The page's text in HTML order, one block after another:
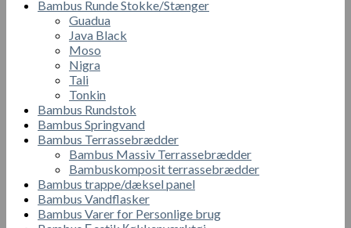
Bambus Runde Stokke/Stænger
Guadua
Java Black
Moso
Nigra
Tali
Tonkin
Bambus Rundstok
Bambus Springvand
Bambus Terrassebrædder
Bambus Massiv Terrassebrædder
Bambuskomposit terrassebrædder
Bambus trappe/dæksel panel
Bambus Vandflasker
Bambus Varer for Personlige brug